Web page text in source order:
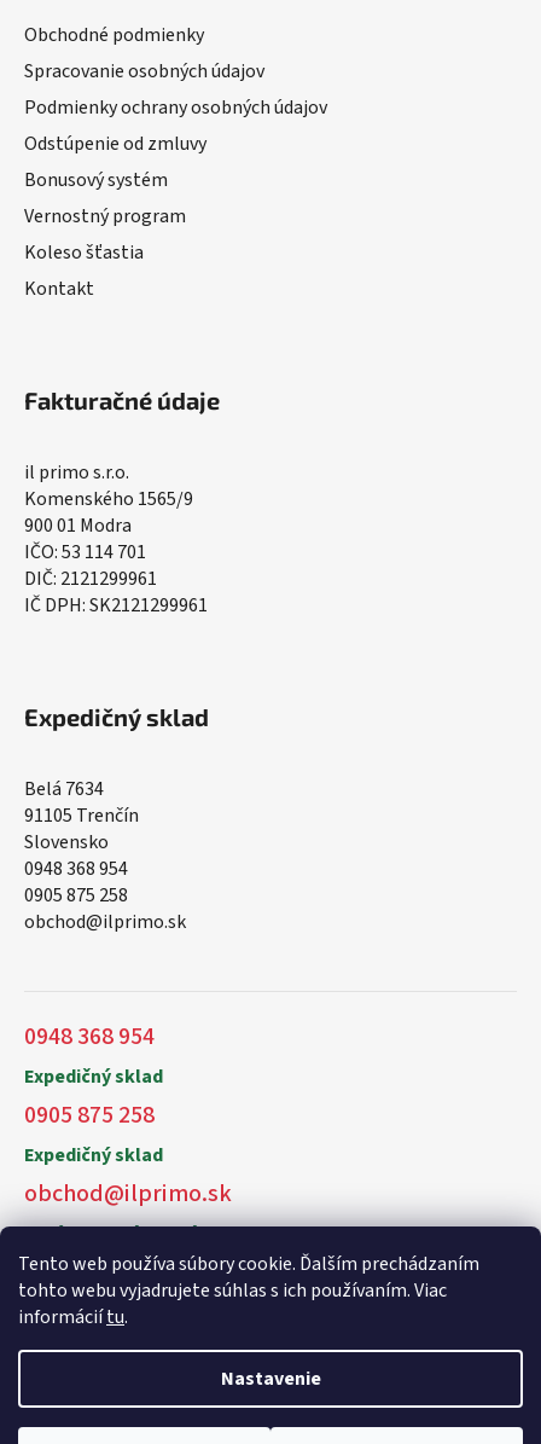
Tento web používa súbory cookie. Ďalším prechádzaním
tohto webu vyjadrujete súhlas s ich používaním. Viac
informáciítu.
Nastavenie
Obchodné podmienky
Spracovanie osobných údajov
Podmienky ochrany osobných údajov
Odstúpenie od zmluvy
Bonusový systém
Vernostný program
Koleso šťastia
Kontakt
Fakturačné údaje
il primo s.r.o.
Komenského 1565/9
900 01 Modra
IČO: 53 114 701
DIČ: 2121299961
IČ DPH: SK2121299961
Expedičný sklad
Belá 7634
91105 Trenčín
Slovensko
0948 368 954
0905 875 258
obchod@ilprimo.sk
0948 368 954
Expedičný sklad
0905 875 258
Expedičný sklad
obchod@ilprimo.sk
V prípade otázok nás kontaktujte
Vytvoril Shoptet Premium a Adatelier